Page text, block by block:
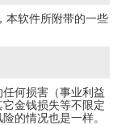
本软件所附带的一些
何损害（事业利益
金钱损失等不限定
的情况也是一样。